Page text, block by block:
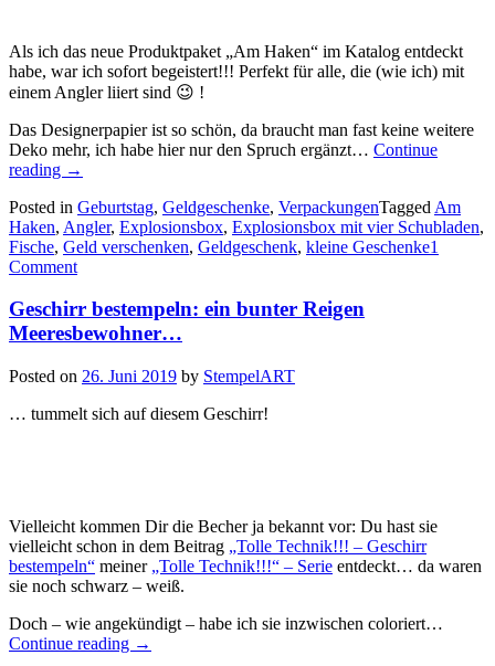
Als ich das neue Produktpaket „Am Haken“ im Katalog entdeckt
habe, war ich sofort begeistert!!! Perfekt für alle, die (wie ich) mit
einem Angler liiert sind 😉 !
Das Designerpapier ist so schön, da braucht man fast keine weitere
Deko mehr, ich habe hier nur den Spruch ergänzt… Continue
reading „Eine
mit
vier
kleinen
Schubladen
(m)einen
Angler…“
→
Posted in Geburtstag, Geldgeschenke, VerpackungenTagged Am
Haken, Angler, Explosionsbox, Explosionsbox mit vier Schubladen,
Fische, Geld verschenken, Geldgeschenk, kleine Geschenke1
Comment
Geschirr bestempeln: ein bunter Reigen
Meeresbewohner…
Posted on 26. Juni 2019 by StempelART
… tummelt sich auf diesem Geschirr!
Vielleicht kommen Dir die Becher ja bekannt vor: Du hast sie
vielleicht schon in dem Beitrag „Tolle Technik!!! – Geschirr
bestempeln“ meiner „Tolle Technik!!!“ – Serie entdeckt… da waren
sie noch schwarz – weiß.
Doch – wie angekündigt – habe ich sie inzwischen coloriert…
Continue reading „Geschirr
→